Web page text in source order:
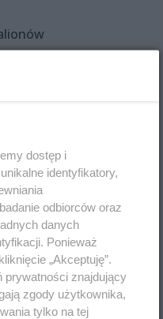
dostęp i
identyfikatory,
odbiorców oraz
danych
Ponieważ
„Akceptuję”.
prywatności znajdujący
zgody użytkownika,
tylko na tej